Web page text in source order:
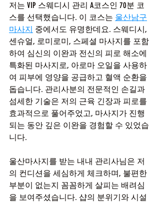
저는 VIP 스웨디시 관리 A코스인 70분 코
스를 선택했습니다. 이 코스는 울산남구
마사지 중에서도 유명한데요. 스웨디시,
센슈얼, 로미로미, 스페셜 마사지를 포함
하여 심신의 이완과 전신의 피로 해소에
특화된 마사지로, 아로마 오일을 사용하
여 피부에 영양을 공급하고 혈액 순환을
돕습니다. 관리사분의 전문적인 손길과
섬세한 기술은 저의 근육 긴장과 피로를
효과적으로 풀어주었고, 마사지가 진행
되는 동안 깊은 이완을 경험할 수 있었습
니다.
울산마사지를 받는 내내 관리사님은 저
의 컨디션을 세심하게 체크하며, 불편한
부분이 없는지 꼼꼼하게 살피는 배려심
을 보여주셨습니다. 샵의 분위기와 시설